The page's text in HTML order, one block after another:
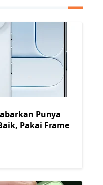
Punya
Pakai Frame